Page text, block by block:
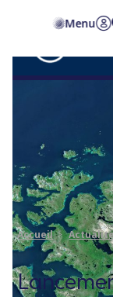
Menu
Accueil